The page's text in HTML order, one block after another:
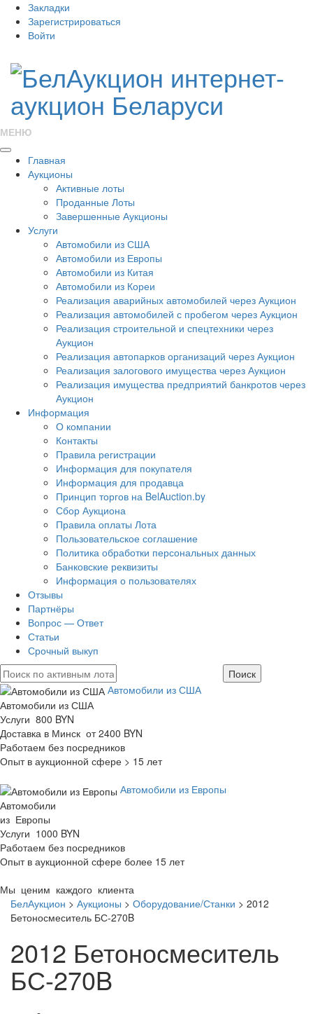
Закладки
Зарегистрироваться
Войти
МЕНЮ
Главная
Аукционы
Активные лоты
Проданные Лоты
Завершенные Аукционы
Услуги
Автомобили из США
Автомобили из Европы
Автомобили из Китая
Автомобили из Кореи
Реализация аварийных автомобилей через Аукцион
Реализация автомобилей с пробегом через Аукцион
Реализация строительной и спецтехники через
Аукцион
Реализация автопарков организаций через Аукцион
Реализация залогового имущества через Аукцион
Реализация имущества предприятий банкротов через
Аукцион
Информация
О компании
Контакты
Правила регистрации
Информация для покупателя
Информация для продавца
Принцип торгов на BelAuction.by
Сбор Аукциона
Правила оплаты Лота
Пользовательское соглашение
Политика обработки персональных данных
Банковские реквизиты
Информация о пользователях
Отзывы
Партнёры
Вопрос — Ответ
Статьи
Срочный выкуп
Автомобили из США
Автомобили из США
Услуги 800 BYN
Доставка в Минск от 2400 BYN
Работаем без посредников
Опыт в аукционной сфере > 15 лет
Автомобили из Европы
Автомобили
из Европы
Услуги 1000 BYN
Работаем без посредников
Опыт в аукционной сфере более 15 лет
Мы ценим каждого клиента
БелАукцион > Аукционы > Оборудование/Станки > 2012
Бетоносмеситель БС-270B
2012 Бетоносмеситель
БС-270B